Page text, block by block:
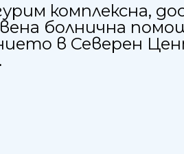
комплексна,
болнична
в Северен